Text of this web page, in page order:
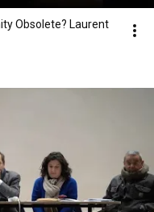
Obsolete? Laurent